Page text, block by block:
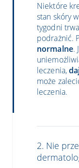
Niektóre
stan skóry
tygodni
podrażnić.
normalne.
leczenia,
może
leczenia.
2. Nie